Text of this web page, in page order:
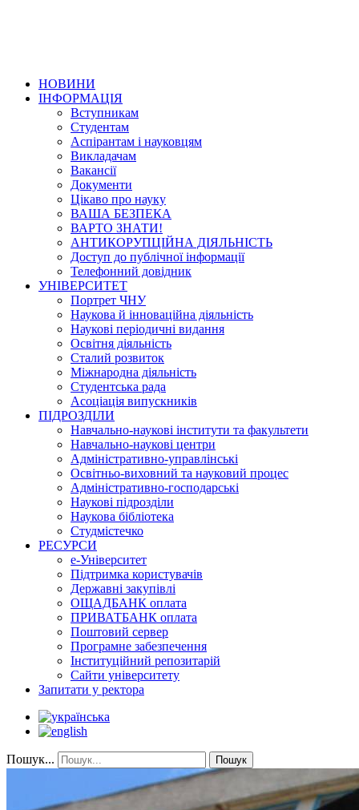
НОВИНИ
ІНФОРМАЦІЯ
Вступникам
Студентам
Аспірантам і науковцям
Викладачам
Вакансії
Документи
Цікаво про науку
ВАША БЕЗПЕКА
ВАРТО ЗНАТИ!
АНТИКОРУПЦІЙНА ДІЯЛЬНІСТЬ
Доступ до публічної інформації
Телефонний довідник
УНІВЕРСИТЕТ
Портрет ЧНУ
Наукова й інноваційна діяльність
Наукові періодичні видання
Освітня діяльність
Сталий розвиток
Міжнародна діяльність
Студентська рада
Асоціація випускників
ПІДРОЗДІЛИ
Навчально-наукові інститути та факультети
Навчально-наукові центри
Адміністративно-управлінські
Освітньо-виховний та науковий процес
Адміністративно-господарські
Наукові підрозділи
Наукова бібліотека
Студмістечко
РЕСУРСИ
е-Університет
Підтримка користувачів
Державні закупівлі
ОЩАДБАНК оплата
ПРИВАТБАНК оплата
Поштовий сервер
Програмне забезпечення
Інституційний репозитарій
Сайти університету
Запитати у ректора
Пошук... Пошук